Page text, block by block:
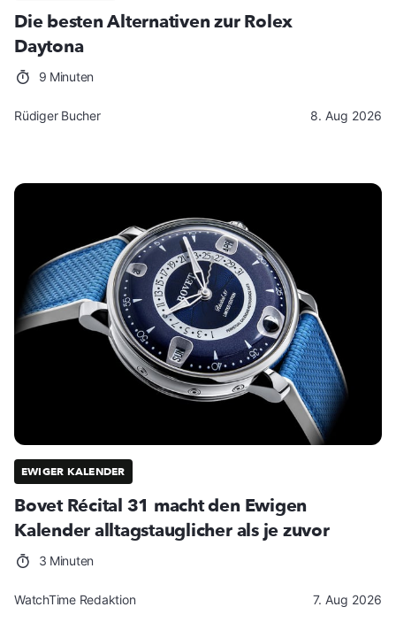
Die besten Alternativen zur Rolex
Daytona
9 Minuten
Rüdiger Bucher 8. Aug 2026
EWIGER KALENDER
Bovet Récital 31 macht den Ewigen
Kalender alltagstauglicher als je zuvor
3 Minuten
WatchTime Redaktion 7. Aug 2026